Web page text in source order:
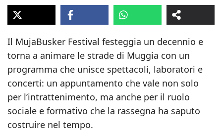
Il MujaBusker Festival festeggia un decennio e
torna a animare le strade di Muggia con un
programma che unisce spettacoli, laboratori e
concerti: un appuntamento che vale non solo
per l’intrattenimento, ma anche per il ruolo
sociale e formativo che la rassegna ha saputo
costruire nel tempo.